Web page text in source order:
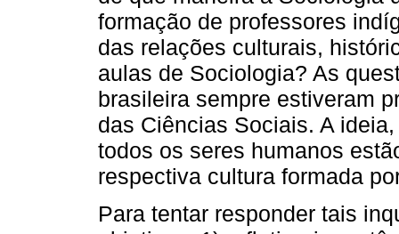
formação de professores
das relações culturais,
aulas de Sociologia? As
brasileira sempre estiveram
das Ciências Sociais. A
todos os seres humanos
respectiva cultura formada
Para tentar responder tais